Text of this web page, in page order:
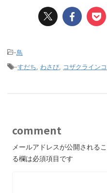
-鳥
-すだち, わさび, コザクラインコ
comment
メールアドレスが公開される
る欄は必須項目です